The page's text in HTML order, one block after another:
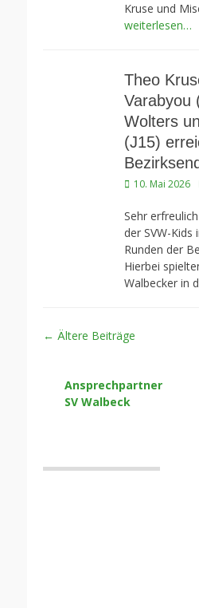
Kruse und
weiterlesen…
Theo
Varabyou
Wolters
(J15)
Veröffentlicht
10. Mai 2026
Sehr
der SVW-Kids
Runden der
Hierbei
Walbecker in
Beitragsnavigation
← Ältere Beiträge
Ansprechpartner
SV Walbeck